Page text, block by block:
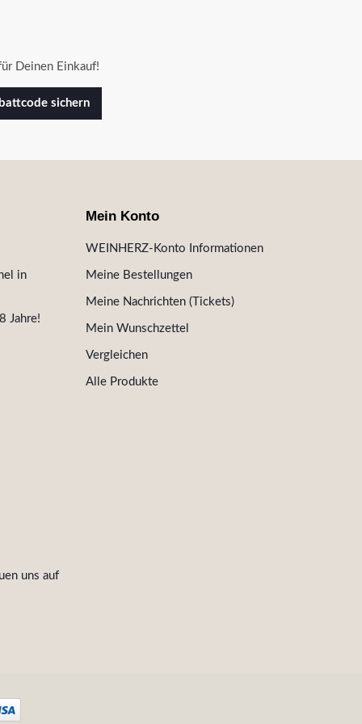
Deinen Einkauf!
sichern
in
Jahre!
uns auf
Mein Konto
WEINHERZ-Konto Informationen
Meine Bestellungen
Meine Nachrichten (Tickets)
Mein Wunschzettel
Vergleichen
Alle Produkte